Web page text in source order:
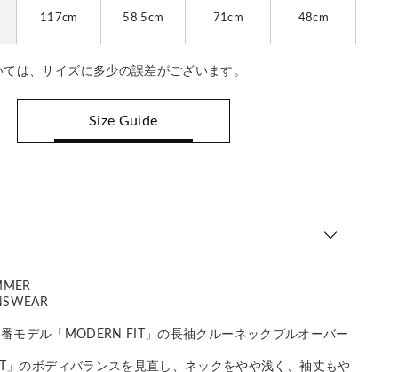
117cm 58.5cm 71cm 48cm
は、サイズに多少の誤差がございます。
Size Guide
モデル「MODERN FIT」の長袖クルーネックプルオーバー
」のボディバランスを見直し、ネックをやや浅く、袖丈もや